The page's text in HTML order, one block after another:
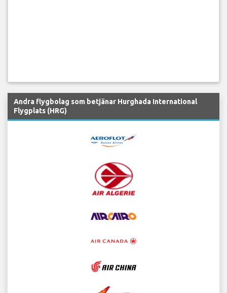
Andra flygbolag som betjänar Hurghada International
Flygplats (HRG)